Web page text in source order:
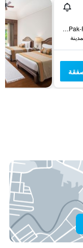
168/18 Moo 3, Pak-Prarck, Muang, كانشانابوري, تايلاند